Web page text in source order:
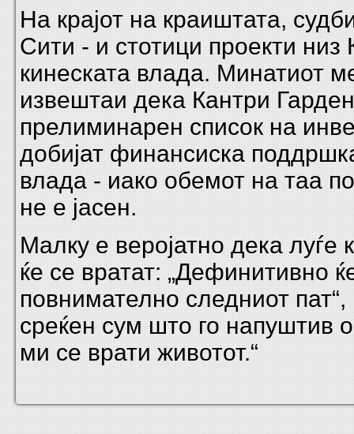
На крајот на краиштата,
Сити - и стотици проекти низ
кинеската влада. Минатиот
извештаи дека Кантри
прелиминарен список на
добијат финансиска
влада - иако обемот на таа
не е јасен.
Малку е веројатно дека луѓе
ќе се вратат: „Дефинитивно
повнимателно следниот пат“,
среќен сум што го напуштив
ми се врати животот.“